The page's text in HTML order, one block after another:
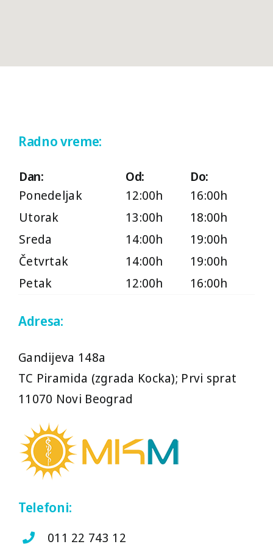
Radno vreme:
Dan: Od:
Do:
Ponedeljak
12:00h
16:00h
Utorak
13:00h
18:00h
Sreda
14:00h
19:00h
Četvrtak
14:00h
19:00h
Petak
12:00h 16:00h
Adresa:
Gandijeva 148a
TC Piramida (zgrada Kocka); Prvi sprat
11070 Novi Beograd
Telefoni:
011 22 743 12
011 77 024 77
Radno vreme:
Dan: Od: Do:
Ponedeljak 12:00h 16:00h
Utorak 13:00h 18:00h
Sreda 14:00h 19:00h